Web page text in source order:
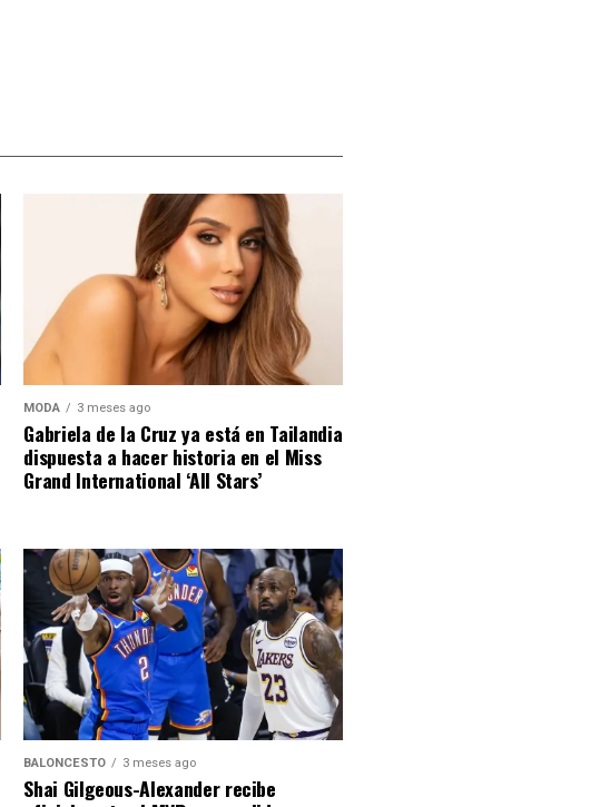
MODA 3 meses ago
Gabriela de la Cruz ya está en Tailandia
dispuesta a hacer historia en el Miss
Grand International ‘All Stars’
BALONCESTO 3 meses ago
Shai Gilgeous-Alexander recibe